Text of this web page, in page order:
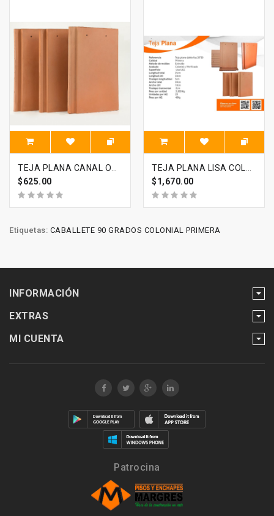
TEJA PLANA CANAL OASIS 20X30 UNIDAD COMERCIAL
$625.00
TEJA PLANA LISA COLONIAL OASIS 20X35
$1,670.00
Etiquetas: CABALLETE 90 GRADOS COLONIAL PRIMERA
INFORMACIÓN
EXTRAS
MI CUENTA
Patrocina